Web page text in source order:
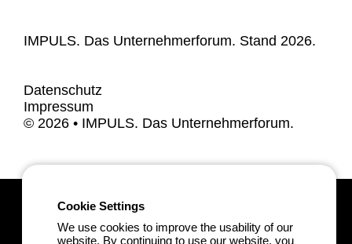
IMPULS. Das Unternehmerforum. Stand 2026.
Datenschutz
Impressum
© 2026 • IMPULS. Das Unternehmerforum.
E-Mail:hallo@impuls-
Cookie Settings
We use cookies to improve the usability of our
website. By continuing to use our website, you